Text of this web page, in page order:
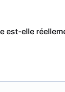
est-elle